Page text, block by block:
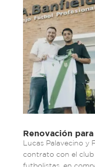
Renovación
Lucas Palavecino y
contrato con el club
futbolistas, en